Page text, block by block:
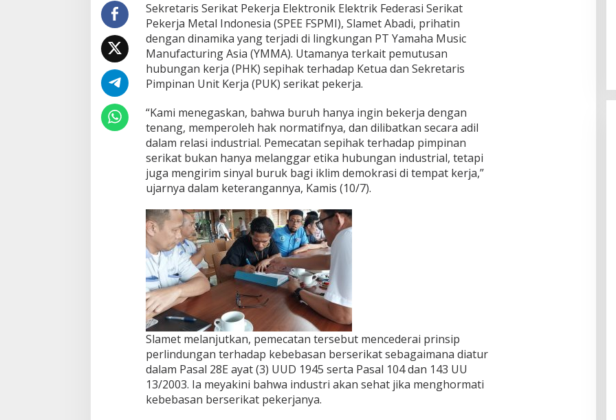
Sekretaris Serikat Pekerja Elektronik Elektrik Federasi Serikat
Pekerja Metal Indonesia (SPEE FSPMI), Slamet Abadi, prihatin
dengan dinamika yang terjadi di lingkungan PT Yamaha Music
Manufacturing Asia (YMMA). Utamanya terkait pemutusan
hubungan kerja (PHK) sepihak terhadap Ketua dan Sekretaris
Pimpinan Unit Kerja (PUK) serikat pekerja.
“Kami menegaskan, bahwa buruh hanya ingin bekerja dengan
tenang, memperoleh hak normatifnya, dan dilibatkan secara adil
dalam relasi industrial. Pemecatan sepihak terhadap pimpinan
serikat bukan hanya melanggar etika hubungan industrial, tetapi
juga mengirim sinyal buruk bagi iklim demokrasi di tempat kerja,”
ujarnya dalam keterangannya, Kamis (10/7).
Slamet melanjutkan, pemecatan tersebut mencederai prinsip
perlindungan terhadap kebebasan berserikat sebagaimana diatur
dalam Pasal 28E ayat (3) UUD 1945 serta Pasal 104 dan 143 UU
13/2003. Ia meyakini bahwa industri akan sehat jika menghormati
kebebasan berserikat pekerjanya.